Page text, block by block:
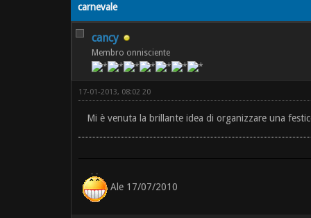
carnevale
cancy
Membro onnisciente
17-01-2013, 08:02 20
Mi è venuta la brillante idea di organizzare una
Ale 17/07/2010